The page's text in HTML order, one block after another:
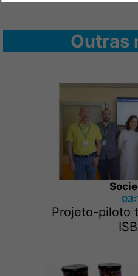
Outras
Projeto-piloto